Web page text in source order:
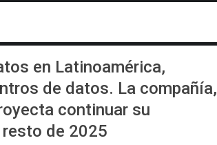
en Latinoamérica,
de datos. La compañía,
continuar su
de 2025